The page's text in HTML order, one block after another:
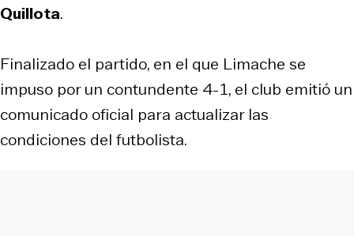
Quillota.
Finalizado el partido, en el que Limache se
impuso por un contundente 4-1, el club emitió un
comunicado oficial para actualizar las
condiciones del futbolista.